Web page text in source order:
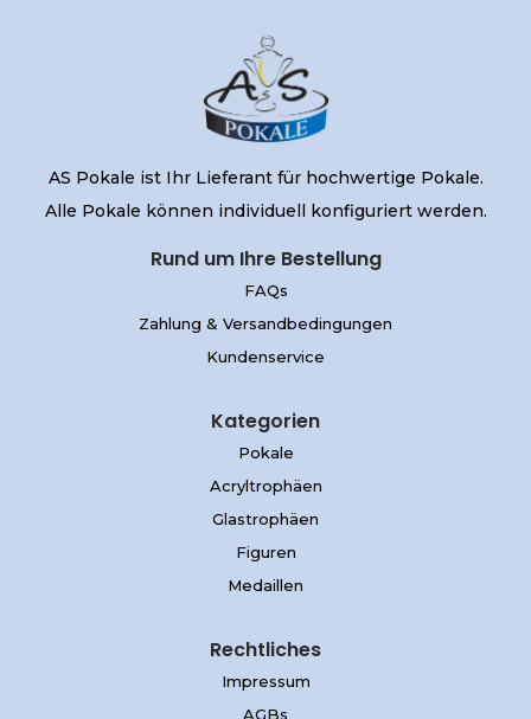
AS Pokale ist Ihr Lieferant für hochwertige Pokale.
Alle Pokale können individuell konfiguriert werden.
Rund um Ihre Bestellung
FAQs
Zahlung & Versandbedingungen
Kundenservice
Kategorien
Pokale
Acryltrophäen
Glastrophäen
Figuren
Medaillen
Rechtliches
Impressum
AGBs